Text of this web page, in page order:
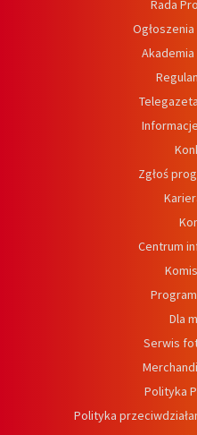
Rada
Zgłoś
Centrum
Dla
Serwis
Polityka
Polityka